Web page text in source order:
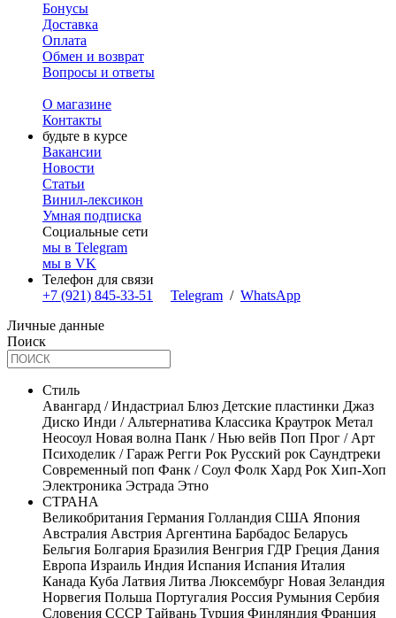
Бонусы
Доставка
Оплата
Обмен и возврат
Вопросы и ответы
О магазине
Контакты
будьте в курсе
Вакансии
Новости
Статьи
Винил-лексикон
Умная подписка
Социальные сети
мы в Telegram
мы в VK
Телефон для связи
+7 (921) 845-33-51
Telegram / WhatsApp
Личные данные
Поиск
Стиль
Авангард / Индастриал Блюз Детские пластинки Джаз
Диско Инди / Альтернатива Классика Краутрок Метал
Неосоул Новая волна Панк / Нью вейв Поп Прог / Арт
Психоделик / Гараж Регги Рок Русский рок Саундтреки
Современный поп Фанк / Соул Фолк Хард Рок Хип-Хоп
Электроника Эстрада Этно
СТРАНА
Великобритания Германия Голландия США Япония
Австралия Австрия Аргентина Барбадос Беларусь
Бельгия Болгария Бразилия Венгрия ГДР Греция Дания
Европа Израиль Индия Испания Испания Италия
Канада Куба Латвия Литва Люксембург Новая Зеландия
Норвегия Польша Португалия Россия Румыния Сербия
Словения СССР Тайвань Турция Финляндия Франция